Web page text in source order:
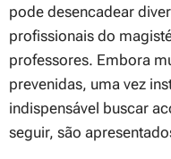
pode desencadear
profissionais do
professores. Embora
prevenidas, uma vez
indispensável buscar
seguir, são